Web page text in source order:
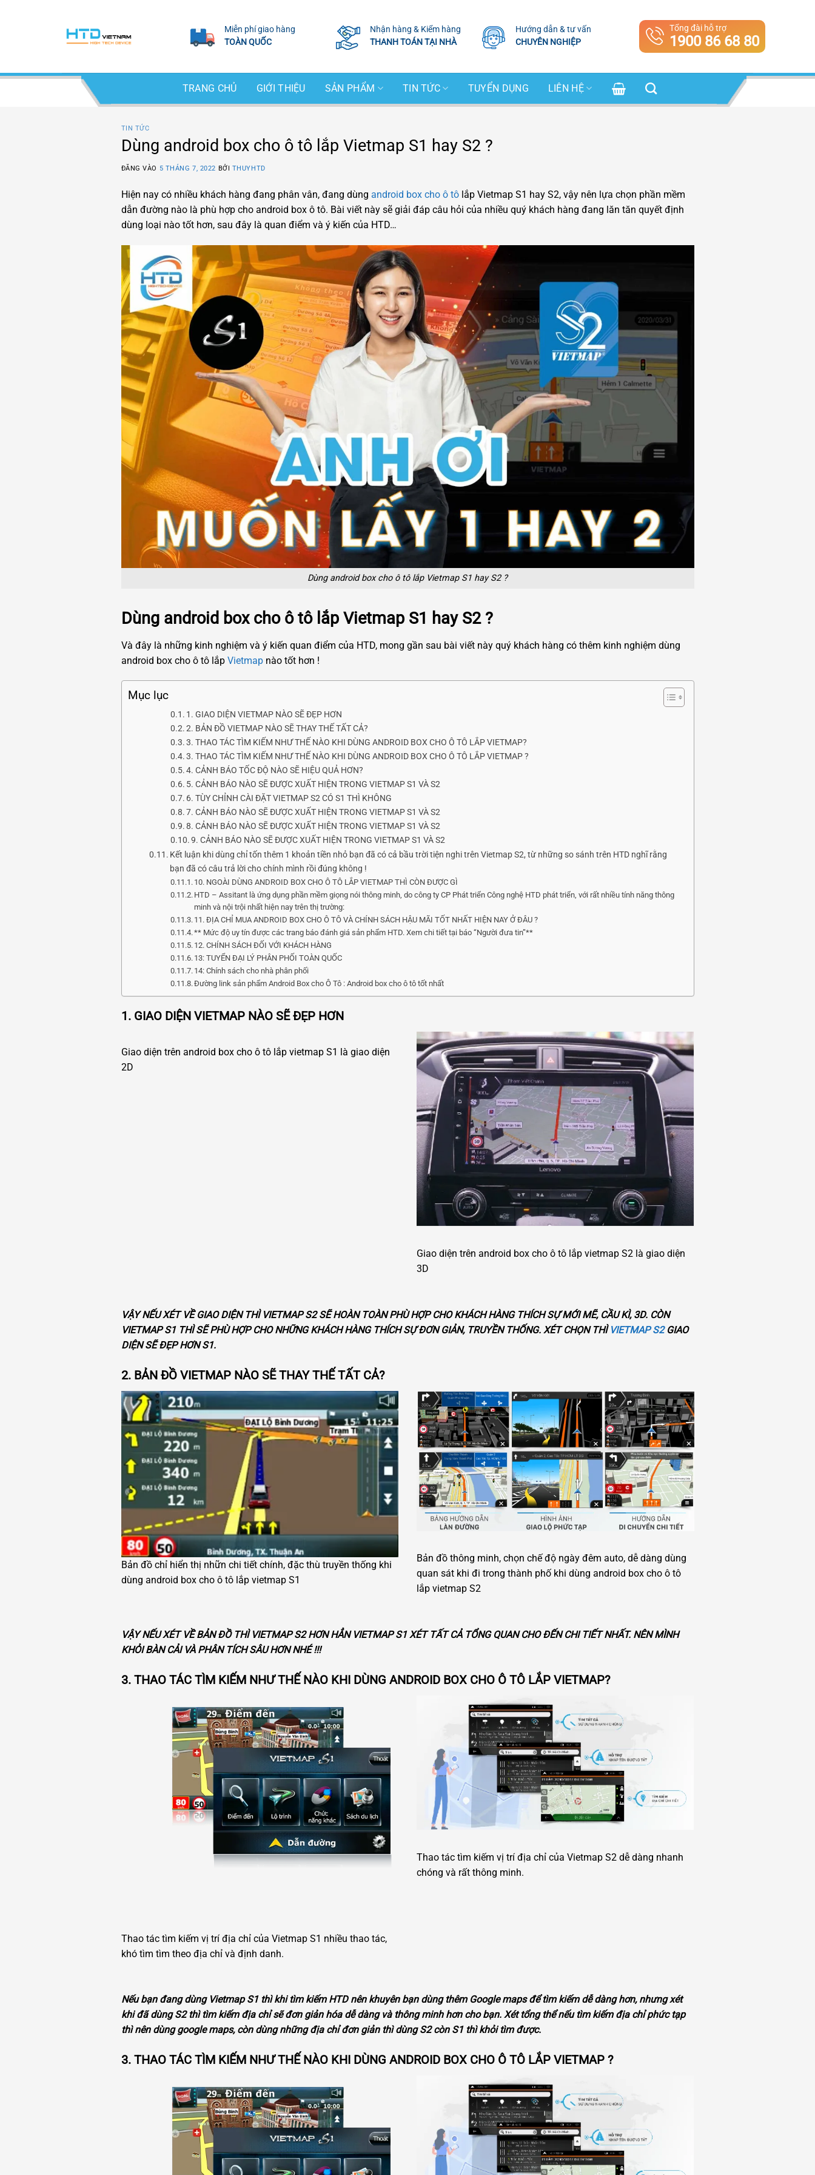
Miễn phí giao hàng
TOÀN QUỐC
Nhận hàng & Kiểm hàng
THANH TOÁN TẠI NHÀ
Hướng dẫn & tư vấn
CHUYÊN NGHIỆP
Tổng đài hỗ trợ
1900 86 68 80
TRANG CHỦ GIỚI THIỆU SẢN PHẨM TIN TỨC TUYỂN DỤNG LIÊN HỆ
TIN TỨC
Dùng android box cho ô tô lắp Vietmap S1 hay S2 ?
ĐĂNG VÀO 5 THÁNG 7, 2022 BỞI THUYHTD
Hiện nay có nhiều khách hàng đang phân vân, đang dùng android box cho ô tôlắp Vietmap S1 hay S2, vậy nên lựa chọn phần mềm
dẫn đường nào là phù hợp cho android box ô tô. Bài viết này sẽ giải đáp câu hỏi của nhiều quý khách hàng đang lăn tăn quyết định
dùng loại nào tốt hơn, sau đây là quan điểm và ý kiến của HTD…
Dùng android box cho ô tô lắp Vietmap S1 hay S2 ?
Dùng android box cho ô tô lắp Vietmap S1 hay S2 ?
Và đây là những kinh nghiệm và ý kiến quan điểm của HTD, mong gần sau bài viết này quý khách hàng có thêm kinh nghiệm dùng
android box cho ô tô lắp Vietmapnào tốt hơn !
Mục lục
1. GIAO DIỆN VIETMAP NÀO SẼ ĐẸP HƠN
2. BẢN ĐỒ VIETMAP NÀO SẼ THAY THẾ TẤT CẢ?
3. THAO TÁC TÌM KIẾM NHƯ THẾ NÀO KHI DÙNG ANDROID BOX CHO Ô TÔ LẮP VIETMAP?
3. THAO TÁC TÌM KIẾM NHƯ THẾ NÀO KHI DÙNG ANDROID BOX CHO Ô TÔ LẮP VIETMAP ?
4. CẢNH BÁO TỐC ĐỘ NÀO SẼ HIỆU QUẢ HƠN?
5. CẢNH BÁO NÀO SẼ ĐƯỢC XUẤT HIỆN TRONG VIETMAP S1 VÀ S2
6. TÙY CHỈNH CÀI ĐẶT VIETMAP S2 CÓ S1 THÌ KHÔNG
7. CẢNH BÁO NÀO SẼ ĐƯỢC XUẤT HIỆN TRONG VIETMAP S1 VÀ S2
8. CẢNH BÁO NÀO SẼ ĐƯỢC XUẤT HIỆN TRONG VIETMAP S1 VÀ S2
9. CẢNH BÁO NÀO SẼ ĐƯỢC XUẤT HIỆN TRONG VIETMAP S1 VÀ S2
Kết luận khi dùng chỉ tốn thêm 1 khoản tiền nhỏ bạn đã có cả bầu trời tiện nghi trên Vietmap S2, từ những so sánh trên HTD nghĩ rằng
bạn đã có câu trả lời cho chính mình rồi đúng không !
10. NGOÀI DÙNG ANDROID BOX CHO Ô TÔ LẮP VIETMAP THÌ CÒN ĐƯỢC GÌ
HTD – Assitant là ứng dụng phần mềm giọng nói thông minh, do công ty CP Phát triển Công nghệ HTD phát triển, với rất nhiều tính năng thông
minh và nội trội nhất hiện nay trên thị trường:
11. ĐỊA CHỈ MUA ANDROID BOX CHO Ô TÔ VÀ CHÍNH SÁCH HẬU MÃI TỐT NHẤT HIỆN NAY Ở ĐÂU ?
** Mức độ uy tín được các trang báo đánh giá sản phẩm HTD. Xem chi tiết tại báo “Người đưa tin”**
12. CHÍNH SÁCH ĐỐI VỚI KHÁCH HÀNG
13: TUYỂN ĐẠI LÝ PHÂN PHỐI TOÀN QUỐC
14: Chính sách cho nhà phân phối
Đường link sản phẩm Android Box cho Ô Tô : Android box cho ô tô tốt nhất
1. GIAO DIỆN VIETMAP NÀO SẼ ĐẸP HƠN
Giao diện trên android box cho ô tô lắp vietmap S1 là giao diện
2D
Giao diện trên android box cho ô tô lắp vietmap S2 là giao diện
3D
VẬY NẾU XÉT VỀ GIAO DIỆN THÌ VIETMAP S2 SẼ HOÀN TOÀN PHÙ HỢP CHO KHÁCH HÀNG THÍCH SỰ MỚI MẼ, CẦU KÌ, 3D. CÒN
VIETMAP S1 THÌ SẼ PHÙ HỢP CHO NHỮNG KHÁCH HÀNG THÍCH SỰ ĐƠN GIẢN, TRUYỀN THỐNG. XÉT CHỌN THÌ VIETMAP S2GIAO
DIỆN SẼ ĐẸP HƠN S1.
2. BẢN ĐỒ VIETMAP NÀO SẼ THAY THẾ TẤT CẢ?
Bản đồ chỉ hiển thị nhữn chi tiết chính, đặc thù truyền thống khi
dùng android box cho ô tô lắp vietmap S1
Bản đồ thông minh, chọn chế độ ngày đêm auto, dễ dàng dùng
quan sát khi đi trong thành phố khi dùng android box cho ô tô
lắp vietmap S2
VẬY NẾU XÉT VỀ BẢN ĐỒ THÌ VIETMAP S2 HƠN HẲN VIETMAP S1 XÉT TẤT CẢ TỔNG QUAN CHO ĐẾN CHI TIẾT NHẤT. NÊN MÌNH
KHỎI BÀN CẢI VÀ PHÂN TÍCH SÂU HƠN NHÉ !!!
3. THAO TÁC TÌM KIẾM NHƯ THẾ NÀO KHI DÙNG ANDROID BOX CHO Ô TÔ LẮP VIETMAP?
Thao tác tìm kiếm vị trí địa chỉ của Vietmap S1 nhiều thao tác,
khó tìm tìm theo địa chỉ và định danh.
Thao tác tìm kiếm vị trí địa chỉ của Vietmap S2 dễ dàng nhanh
chóng và rất thông minh.
Nếu bạn đang dùng Vietmap S1 thì khi tìm kiếm HTD nên khuyên bạn dùng thêm Google maps để tìm kiếm dễ dàng hơn, nhưng xét
khi đã dùng S2 thì tìm kiếm địa chỉ sẽ đơn giản hóa dễ dàng và thông minh hơn cho bạn. Xét tổng thể nếu tìm kiếm địa chỉ phức tạp
thì nên dùng google maps, còn dùng những địa chỉ đơn giản thì dùng S2 còn S1 thì khỏi tìm được.
3. THAO TÁC TÌM KIẾM NHƯ THẾ NÀO KHI DÙNG ANDROID BOX CHO Ô TÔ LẮP VIETMAP ?